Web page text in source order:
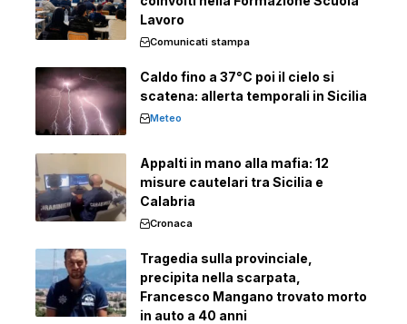
Lavoro
Comunicati stampa
Caldo fino a 37°C poi il cielo si
scatena: allerta temporali in Sicilia
Meteo
Appalti in mano alla mafia: 12
misure cautelari tra Sicilia e
Calabria
Cronaca
Tragedia sulla provinciale,
precipita nella scarpata,
Francesco Mangano trovato morto
in auto a 40 anni